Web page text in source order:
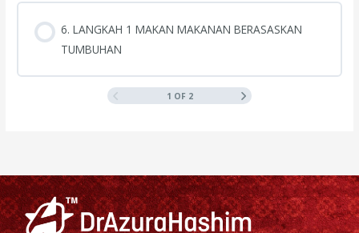
6. LANGKAH 1 MAKAN MAKANAN BERASASKAN
TUMBUHAN
1 OF 2